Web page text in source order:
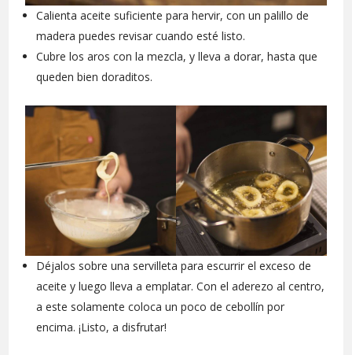
Calienta aceite suficiente para hervir, con un palillo de
madera puedes revisar cuando esté listo.
Cubre los aros con la mezcla, y lleva a dorar, hasta que
queden bien doraditos.
Déjalos sobre una servilleta para escurrir el exceso de
aceite y luego lleva a emplatar. Con el aderezo al centro,
a este solamente coloca un poco de cebollín por
encima. ¡Listo, a disfrutar!